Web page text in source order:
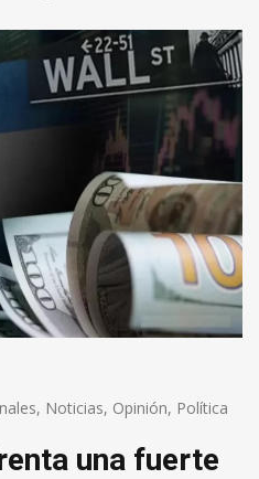
, Noticias, Opinión, Política
una fuerte